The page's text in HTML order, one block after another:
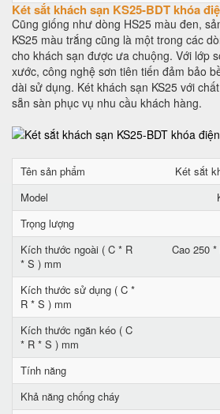
Két sắt khách sạn KS25-BDT khóa
Cũng giống như dòng HS25 màu đen,
KS25 màu trắng cũng là một trong các
cho khách sạn được ưa chuộng. Với lớp
xước, công nghệ sơn tiên tiến đảm bảo
dài sử dụng. Két khách sạn KS25 với
sẵn sàn phục vụ nhu cầu khách hàng.
Tên sản phẩm
Két sắt
Model
Trọng lượng
Kích thước ngoài ( C * R
* S ) mm
Cao 250
Kích thước sử dụng ( C *
R * S ) mm
Kích thước ngăn kéo ( C
* R * S ) mm
Tính năng
Khả năng chống cháy